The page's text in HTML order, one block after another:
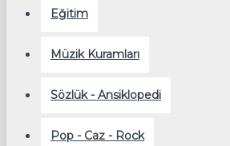
Eğitim
Müzik Kuramları
Sözlük - Ansiklopedi
Pop - Caz - Rock